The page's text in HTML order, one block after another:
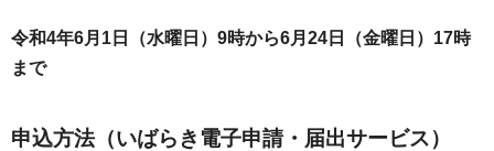
令和4年6月1日（水曜日）9時から6月24日（金曜日）17時
まで
申込方法（いばらき電子申請・届出サービス）